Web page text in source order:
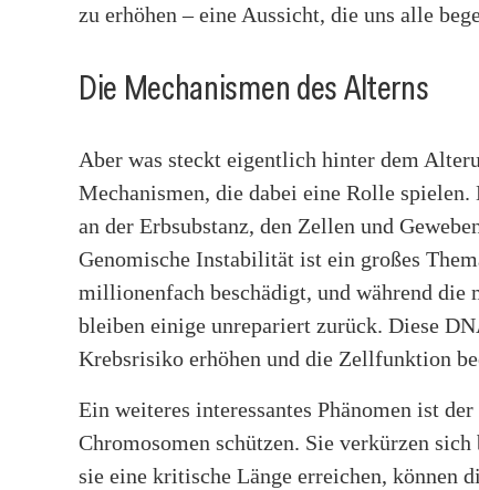
zu erhöhen – eine Aussicht, die uns alle
Die Mechanismen des Alterns
Aber was steckt eigentlich hinter dem
Mechanismen, die dabei eine Rolle spielen.
an der Erbsubstanz, den Zellen und
Genomische Instabilität ist ein großes
millionenfach beschädigt, und während die
bleiben einige unrepariert zurück. Diese
Krebsrisiko erhöhen und die Zellfunktion
Ein weiteres interessantes Phänomen ist
Chromosomen schützen. Sie verkürzen
sie eine kritische Länge erreichen, können